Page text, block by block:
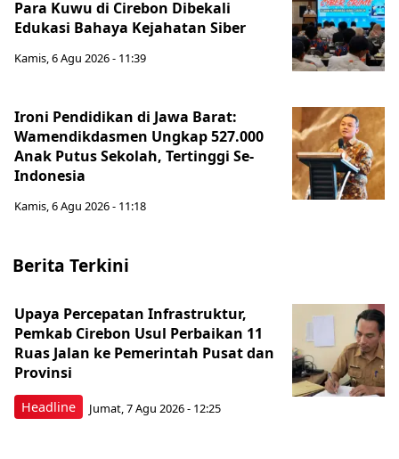
Para Kuwu di Cirebon Dibekali
Edukasi Bahaya Kejahatan Siber
Kamis, 6 Agu 2026 - 11:39
Ironi Pendidikan di Jawa Barat:
Wamendikdasmen Ungkap 527.000
Anak Putus Sekolah, Tertinggi Se-
Indonesia
Kamis, 6 Agu 2026 - 11:18
Berita Terkini
Headline
Upaya Percepatan Infrastruktur,
Pemkab Cirebon Usul Perbaikan 11
Ruas Jalan ke Pemerintah Pusat dan
Provinsi
Jumat, 7 Agu 2026 - 12:25